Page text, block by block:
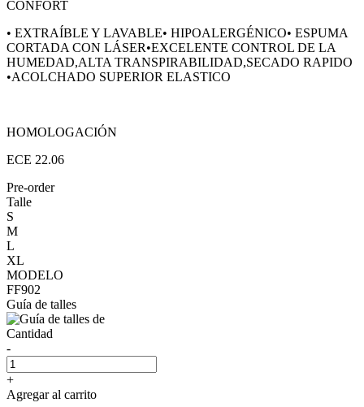
CONFORT
• EXTRAÍBLE Y LAVABLE• HIPOALERGÉNICO• ESPUMA
CORTADA CON LÁSER•EXCELENTE CONTROL DE LA
HUMEDAD,ALTA TRANSPIRABILIDAD,SECADO RAPIDO
•ACOLCHADO SUPERIOR ELASTICO
HOMOLOGACIÓN
ECE 22.06
Pre-order
Talle
S
M
L
XL
MODELO
FF902
Guía de talles
Cantidad
-
+
Agregar al carrito